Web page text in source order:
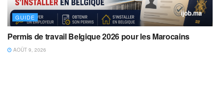
GUIDE
Permis de travail Belgique 2026 pour les Marocains
AOÛT 9, 2026